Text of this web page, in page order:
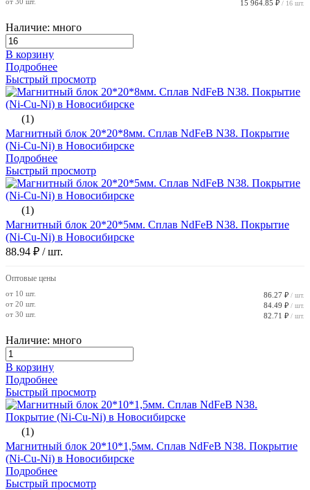
15 964.85 ₽ / 16 шт.
Наличие: много
В корзину
Подробнее
Быстрый просмотр
(1)
Магнитный блок 20*20*8мм. Сплав NdFeB N38. Покрытие
(Ni-Cu-Ni) в Новосибирске
Подробнее
Быстрый просмотр
(1)
Магнитный блок 20*20*5мм. Сплав NdFeB N38. Покрытие
(Ni-Cu-Ni) в Новосибирске
88.94 ₽ / шт.
Оптовые цены
от 10 шт. 86.27 ₽ / шт.
от 20 шт. 84.49 ₽ / шт.
от 30 шт. 82.71 ₽ / шт.
Наличие: много
В корзину
Подробнее
Быстрый просмотр
(1)
Магнитный блок 20*10*1,5мм. Сплав NdFeB N38. Покрытие
(Ni-Cu-Ni) в Новосибирске
Подробнее
Быстрый просмотр